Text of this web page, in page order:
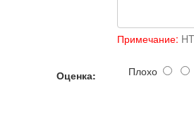
Примечание:
Оценка: Плохо